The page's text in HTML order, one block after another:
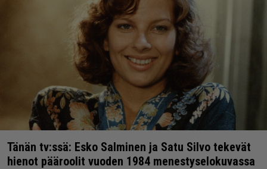
Tänän tv:ssä: Esko Salminen ja Satu Silvo tekevät
hienot pääroolit vuoden 1984 menestyselokuvassa